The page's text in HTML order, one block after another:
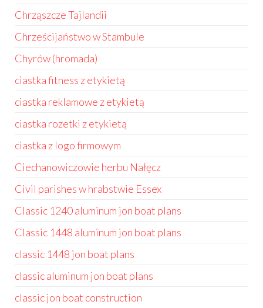
Chrząszcze Tajlandii
Chrześcijaństwo w Stambule
Chyrów (hromada)
ciastka fitness z etykietą
ciastka reklamowe z etykietą
ciastka rozetki z etykietą
ciastka z logo firmowym
Ciechanowiczowie herbu Nałęcz
Civil parishes w hrabstwie Essex
Classic 1240 aluminum jon boat plans
Classic 1448 aluminum jon boat plans
classic 1448 jon boat plans
classic aluminum jon boat plans
classic jon boat construction